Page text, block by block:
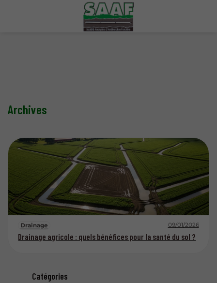
Catégories
Archives
Drainage 09/01/2026
Drainage agricole : quels bénéfices pour la santé du sol ?